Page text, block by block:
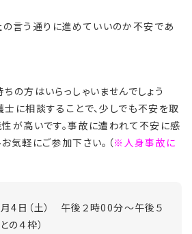
の言う通りに進めていいのか不安であ
の方はいらっしゃいませんでしょう
に相談することで、少しでも不安を取
が高いです。事故に遭われて不安に感
気軽にご参加下さい。（※人身事故に
4日（土） 午後２時00分～午後５
４枠）